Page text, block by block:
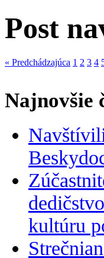
Post
« Predchádzajúca 1 2 3 4
Najnovšie
kultúru